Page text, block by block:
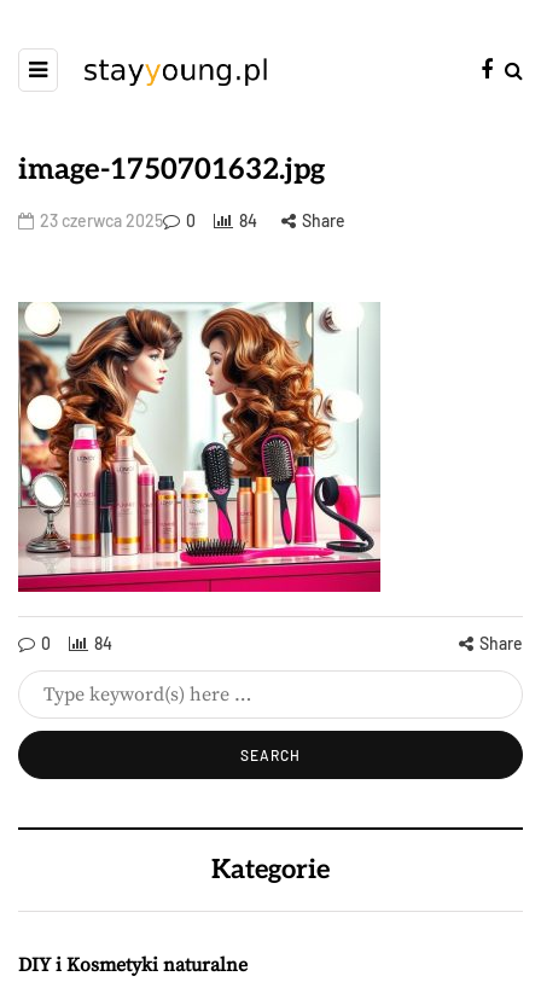
image-1750701632.jpg
23 czerwca 2025 0 84 Share
0 84 Share
Kategorie
DIY i Kosmetyki naturalne